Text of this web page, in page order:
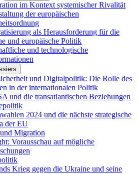
im Kontext systemischer Rivalität
der europäischen
als Herausforderung für die
und europäische Politik
und technologische
und Digitalpolitik: Die Rolle des
in der internationalen Politik
und die transatlantischen Beziehungen
2024 und die nächste strategische
der EU
Migration
Vorausschau auf mögliche
Krieg gegen die Ukraine und seine